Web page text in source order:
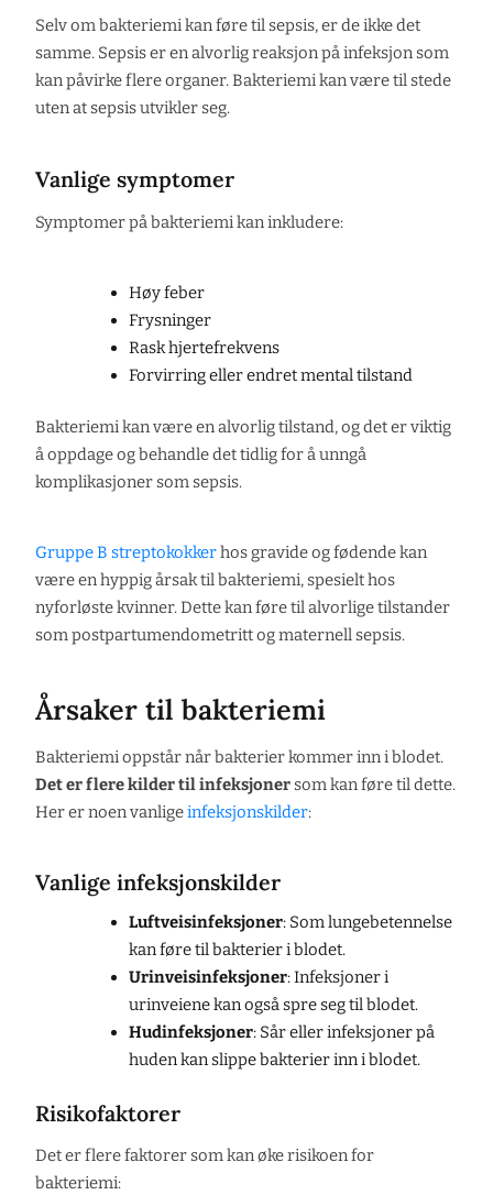
Selv om bakteriemi kan føre til sepsis, er de ikke det
samme. Sepsis er en alvorlig reaksjon på infeksjon som
kan påvirke flere organer. Bakteriemi kan være til stede
uten at sepsis utvikler seg.
Vanlige symptomer
Symptomer på bakteriemi kan inkludere:
Høy feber
Frysninger
Rask hjertefrekvens
Forvirring eller endret mental tilstand
Bakteriemi kan være en alvorlig tilstand, og det er viktig
å oppdage og behandle det tidlig for å unngå
komplikasjoner som sepsis.
Gruppe B streptokokkerhos gravide og fødende kan
være en hyppig årsak til bakteriemi, spesielt hos
nyforløste kvinner. Dette kan føre til alvorlige tilstander
som postpartumendometritt og maternell sepsis.
Årsaker til bakteriemi
Bakteriemi oppstår når bakterier kommer inn i blodet.
Det er flere kilder til infeksjoner som kan føre til dette.
Her er noen vanligeinfeksjonskilder:
Vanlige infeksjonskilder
Luftveisinfeksjoner: Som lungebetennelse
kan føre til bakterier i blodet.
Urinveisinfeksjoner: Infeksjoner i
urinveiene kan også spre seg til blodet.
Hudinfeksjoner: Sår eller infeksjoner på
huden kan slippe bakterier inn i blodet.
Risikofaktorer
Det er flere faktorer som kan øke risikoen for
bakteriemi: